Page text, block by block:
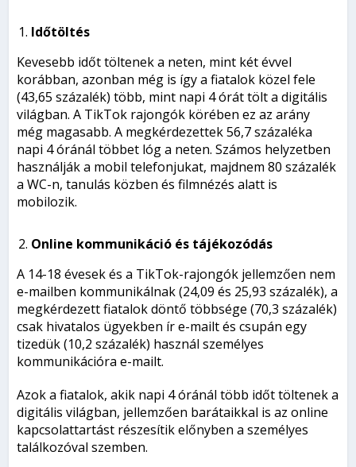
Időtöltés
Kevesebb időt töltenek a neten, mint két évvel
korábban, azonban még is így a fiatalok közel fele
(43,65 százalék) több, mint napi 4 órát tölt a digitális
világban. A TikTok rajongók körében ez az arány
még magasabb. A megkérdezettek 56,7 százaléka
napi 4 óránál többet lóg a neten. Számos helyzetben
használják a mobil telefonjukat, majdnem 80 százalék
a WC-n, tanulás közben és filmnézés alatt is
mobilozik.
Online kommunikáció és tájékozódás
A 14-18 évesek és a TikTok-rajongók jellemzően nem
e-mailben kommunikálnak (24,09 és 25,93 százalék), a
megkérdezett fiatalok döntő többsége (70,3 százalék)
csak hivatalos ügyekben ír e-mailt és csupán egy
tizedük (10,2 százalék) használ személyes
kommunikációra e-mailt.
Azok a fiatalok, akik napi 4 óránál több időt töltenek a
digitális világban, jellemzően barátaikkal is az online
kapcsolattartást részesítik előnyben a személyes
találkozóval szemben.